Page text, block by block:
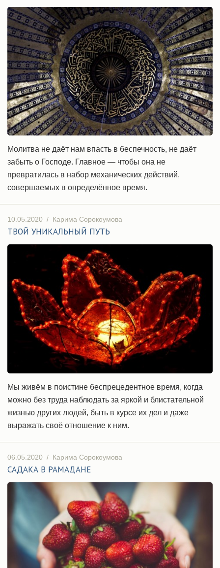
Молитва не даёт нам впасть в беспечность, не даёт
забыть о Господе. Главное — чтобы она не
превратилась в набор механических действий,
совершаемых в определённое время.
10.05.2020 / Карима Сорокоумова
ТВОЙ УНИКАЛЬНЫЙ ПУТЬ
Мы живём в поистине беспрецедентное время, когда
можно без труда наблюдать за яркой и блистательной
жизнью других людей, быть в курсе их дел и даже
выражать своё отношение к ним.
06.05.2020 / Карима Сорокоумова
САДАКА В РАМАДАНЕ